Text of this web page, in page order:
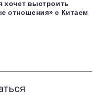
хочет выстроить
отношения» с Китаем